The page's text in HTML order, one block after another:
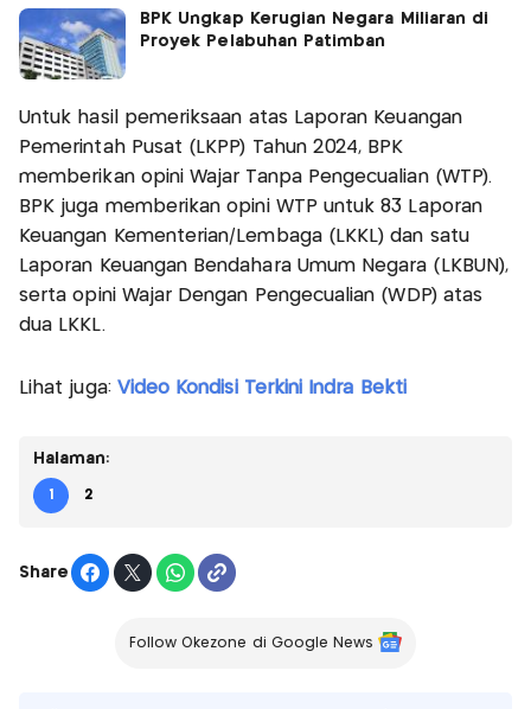
BPK Ungkap Kerugian Negara Miliaran di
Proyek Pelabuhan Patimban
Untuk hasil pemeriksaan atas Laporan Keuangan
Pemerintah Pusat (LKPP) Tahun 2024, BPK
memberikan opini Wajar Tanpa Pengecualian (WTP).
BPK juga memberikan opini WTP untuk 83 Laporan
Keuangan Kementerian/Lembaga (LKKL) dan satu
Laporan Keuangan Bendahara Umum Negara (LKBUN),
serta opini Wajar Dengan Pengecualian (WDP) atas
dua LKKL.
Lihat juga: Video Kondisi Terkini Indra Bekti
Halaman:
1 2
Share
Follow Okezone di Google News